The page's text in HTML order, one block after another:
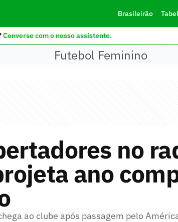
Brasileirão
Converse com o nosso assistente.
Futebol Feminino
no
ano
ao clube após passagem pelo